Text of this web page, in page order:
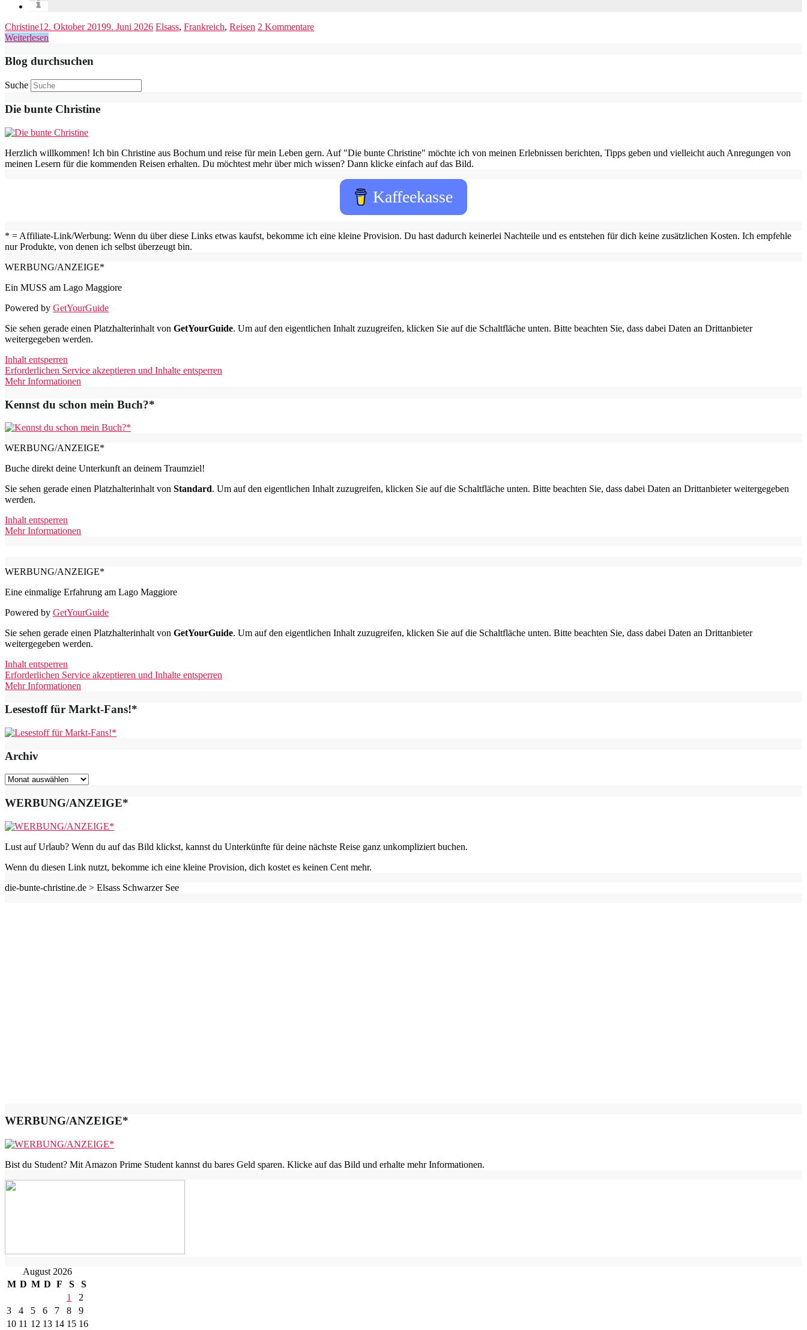
Christine12. Oktober 20199. Juni 2026 Elsass, Frankreich, Reisen 2 Kommentare
Weiterlesen
Blog durchsuchen
Suche
Die bunte Christine
Herzlich willkommen! Ich bin Christine aus Bochum und reise für mein Leben gern. Auf "Die bunte Christine" möchte ich von meinen Erlebnissen berichten, Tipps geben und vielleicht auch Anregungen von
meinen Lesern für die kommenden Reisen erhalten. Du möchtest mehr über mich wissen? Dann klicke einfach auf das Bild.
Kaffeekasse
* = Affiliate-Link/Werbung: Wenn du über diese Links etwas kaufst, bekomme ich eine kleine Provision. Du hast dadurch keinerlei Nachteile und es entstehen für dich keine zusätzlichen Kosten. Ich empfehle
nur Produkte, von denen ich selbst überzeugt bin.
WERBUNG/ANZEIGE*
Ein MUSS am Lago Maggiore
Powered by GetYourGuide
Sie sehen gerade einen Platzhalterinhalt von GetYourGuide. Um auf den eigentlichen Inhalt zuzugreifen, klicken Sie auf die Schaltfläche unten. Bitte beachten Sie, dass dabei Daten an Drittanbieter
weitergegeben werden.
Inhalt entsperren
Erforderlichen Service akzeptieren und Inhalte entsperren
Mehr Informationen
Kennst du schon mein Buch?*
WERBUNG/ANZEIGE*
Buche direkt deine Unterkunft an deinem Traumziel!
Sie sehen gerade einen Platzhalterinhalt von Standard. Um auf den eigentlichen Inhalt zuzugreifen, klicken Sie auf die Schaltfläche unten. Bitte beachten Sie, dass dabei Daten an Drittanbieter weitergegeben
werden.
Inhalt entsperren
Mehr Informationen
WERBUNG/ANZEIGE*
Eine einmalige Erfahrung am Lago Maggiore
Powered by GetYourGuide
Sie sehen gerade einen Platzhalterinhalt von GetYourGuide. Um auf den eigentlichen Inhalt zuzugreifen, klicken Sie auf die Schaltfläche unten. Bitte beachten Sie, dass dabei Daten an Drittanbieter
weitergegeben werden.
Inhalt entsperren
Erforderlichen Service akzeptieren und Inhalte entsperren
Mehr Informationen
Lesestoff für Markt-Fans!*
Archiv
Archiv
WERBUNG/ANZEIGE*
Lust auf Urlaub? Wenn du auf das Bild klickst, kannst du Unterkünfte für deine nächste Reise ganz unkompliziert buchen.
Wenn du diesen Link nutzt, bekomme ich eine kleine Provision, dich kostet es keinen Cent mehr.
die-bunte-christine.de > Elsass Schwarzer See
WERBUNG/ANZEIGE*
Bist du Student? Mit Amazon Prime Student kannst du bares Geld sparen. Klicke auf das Bild und erhalte mehr Informationen.
August 2026
M D M D F S
S
1
2
3
4 5 6 7 8
9
10 11 12 13 14 15 16